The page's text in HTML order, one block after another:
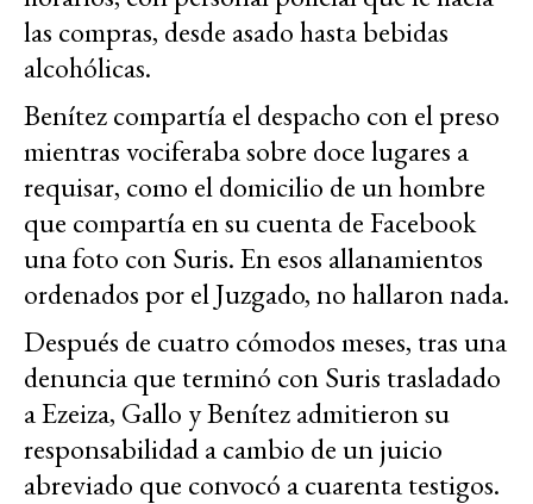
las compras, desde asado hasta bebidas
alcohólicas.
Benítez compartía el despacho con el preso
mientras vociferaba sobre doce lugares a
requisar, como el domicilio de un hombre
que compartía en su cuenta de Facebook
una foto con Suris. En esos allanamientos
ordenados por el Juzgado, no hallaron nada.
Después de cuatro cómodos meses, tras una
denuncia que terminó con Suris trasladado
a Ezeiza, Gallo y Benítez admitieron su
responsabilidad a cambio de un juicio
abreviado que convocó a cuarenta testigos.